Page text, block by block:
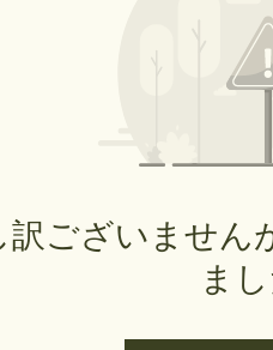
訳ございません
まし